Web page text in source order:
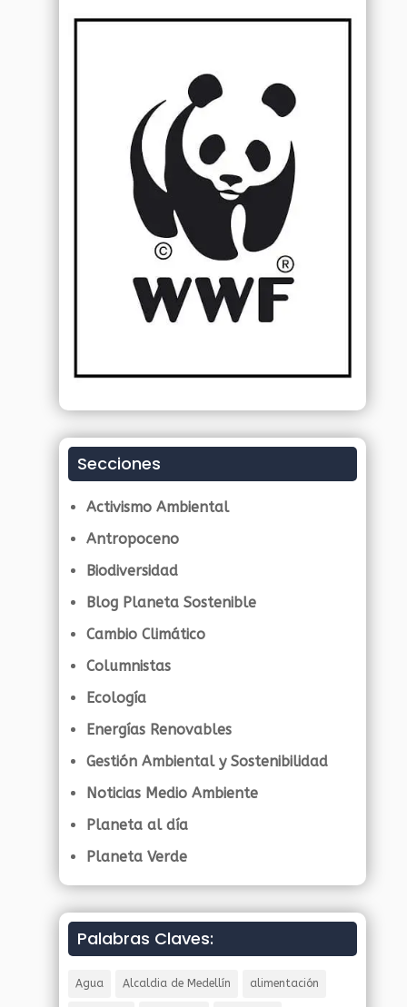
Secciones
Activismo Ambiental
Antropoceno
Biodiversidad
Blog Planeta Sostenible
Cambio Climático
Columnistas
Ecología
Energías Renovables
Gestión Ambiental y Sostenibilidad
Noticias Medio Ambiente
Planeta al día
Planeta Verde
Palabras Claves:
Agua Alcaldia de Medellín alimentación